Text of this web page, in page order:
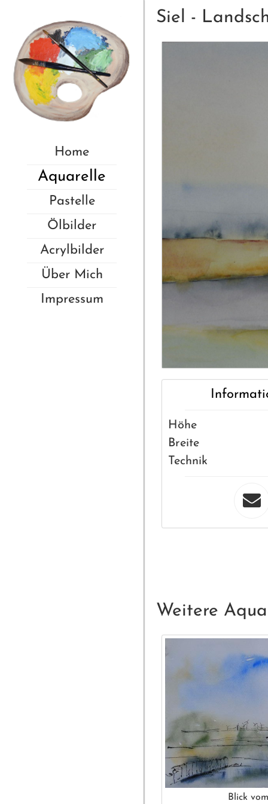
Home
Aquarelle
Pastelle
Ölbilder
Acrylbilder
Über Mich
Impressum
Siel -
Höhe
Breite
Technik
Weitere
Blick